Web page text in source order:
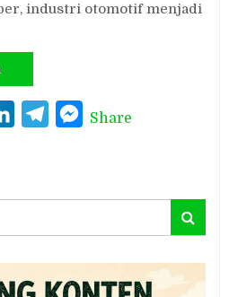
industri otomotif menjadi
LinkedInTelegramMessenger
Share
Search